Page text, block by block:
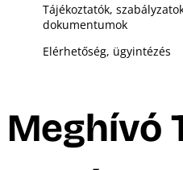
Tájékoztatók,
dokumentumok
Elérhetőség, ügyintézés
Meghívó